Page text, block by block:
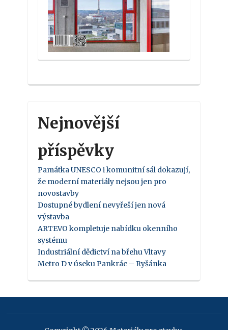
Nejnovější
příspěvky
Památka UNESCO i komunitní sál dokazují,
že moderní materiály nejsou jen pro
novostavby
Dostupné bydlení nevyřeší jen nová
výstavba
ARTEVO kompletuje nabídku okenního
systému
Industriální dědictví na břehu Vltavy
Metro D v úseku Pankrác – Ryšánka